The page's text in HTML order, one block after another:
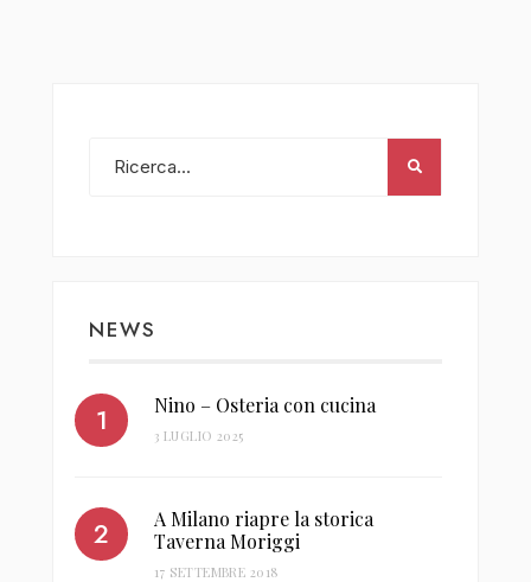
NEWS
Nino – Osteria con cucina
3 LUGLIO 2025
A Milano riapre la storica
Taverna Moriggi
17 SETTEMBRE 2018